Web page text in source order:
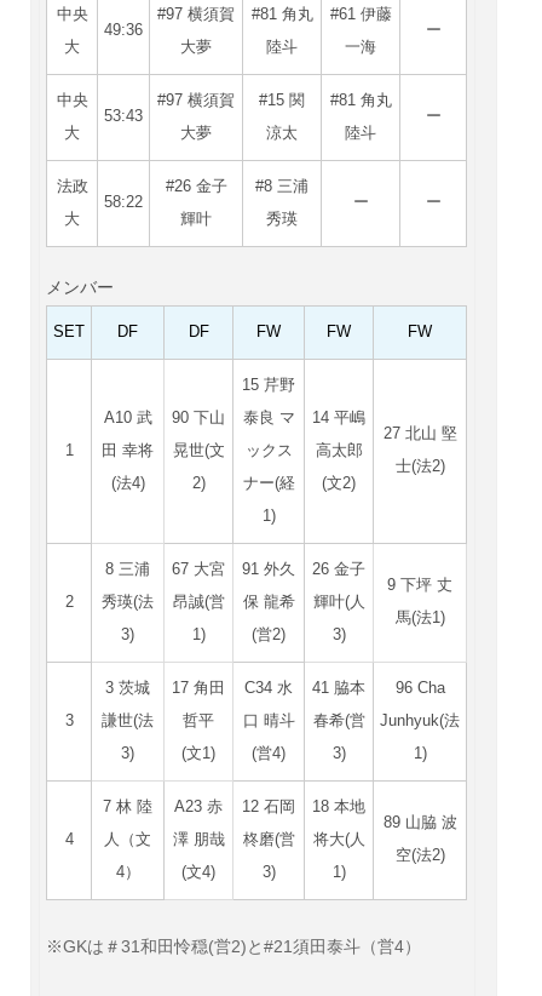
中央
大
49:36
#97 横須賀
大夢
#81 角丸
陸斗
#61 伊藤
一海
ー
中央
大
53:43
#97 横須賀
大夢
#15 関
涼太
#81 角丸
陸斗
ー
法政
大
58:22
#26 金子
輝叶
#8 三浦
秀瑛
ー ー
メンバー
SET DF DF FW FW FW
1
A10 武
田 幸将
(法4)
90 下山
晃世(文
2)
15 芹野
泰良 マ
ックス
ナー(経
1)
14 平嶋
高太郎
(文2)
27 北山 堅
士(法2)
2
8 三浦
秀瑛(法
3)
67 大宮
昂誠(営
1)
91 外久
保 龍希
(営2)
26 金子
輝叶(人
3)
9 下坪 丈
馬(法1)
3
3 茨城
謙世(法
3)
17 角田
哲平
(文1)
C34 水
口 晴斗
(営4)
41 脇本
春希(営
3)
96 Cha
Junhyuk(法
1)
4
7 林 陸
人（文
4）
A23 赤
澤 朋哉
(文4)
12 石岡
柊磨(営
3)
18 本地
将大(人
1)
89 山脇 波
空(法2)
※GKは＃31和田怜穏(営2)と#21須田泰斗（営4）